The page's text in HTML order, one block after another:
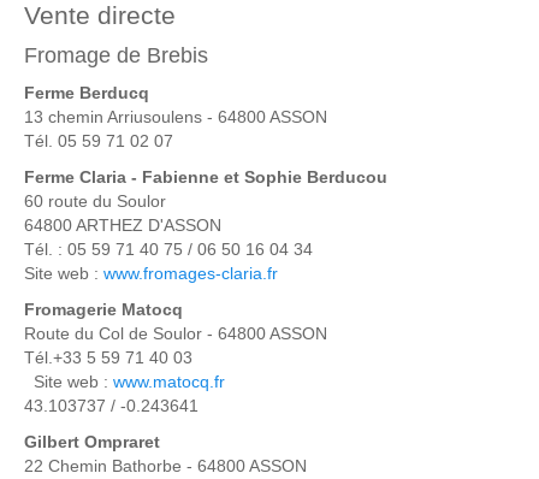
Vente directe
Fromage de Brebis
Ferme Berducq
13 chemin Arriusoulens - 64800 ASSON
Tél. 05 59 71 02 07
Ferme Claria - Fabienne et Sophie Berducou
60 route du Soulor
64800 ARTHEZ D'ASSON
Tél. : 05 59 71 40 75 / 06 50 16 04 34
Site web : www.fromages-claria.fr
Fromagerie Matocq
Route du Col de Soulor - 64800 ASSON
Tél.+33 5 59 71 40 03
Site web : www.matocq.fr
43.103737 / -0.243641
Gilbert Ompraret
22 Chemin Bathorbe - 64800 ASSON